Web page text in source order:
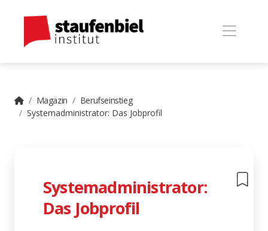
Magazin
Berufseinstieg
Systemadministrator: Das Jobprofil
Systemadministrator:
Das Jobprofil